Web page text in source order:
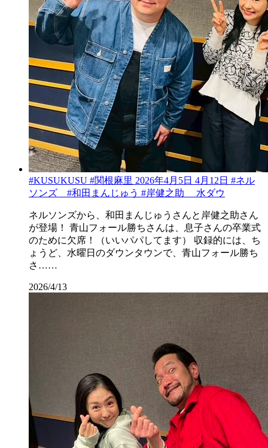
#KUSUKUSU #関根麻里 2026年4月5日 4月12日 #ネル
ソンズ #和田まんじゅう #岸健之助 水ダウ
ネルソンズから、和田まんじゅうさんと岸健之助さん
が登場！ 青山フォール勝ちさんは、息子さんの卒業式
のために欠席！（いいパパしてます） 収録的には、ち
ょうど、水曜日のダウンタウンで、青山フォール勝ち
さ……
2026/4/13